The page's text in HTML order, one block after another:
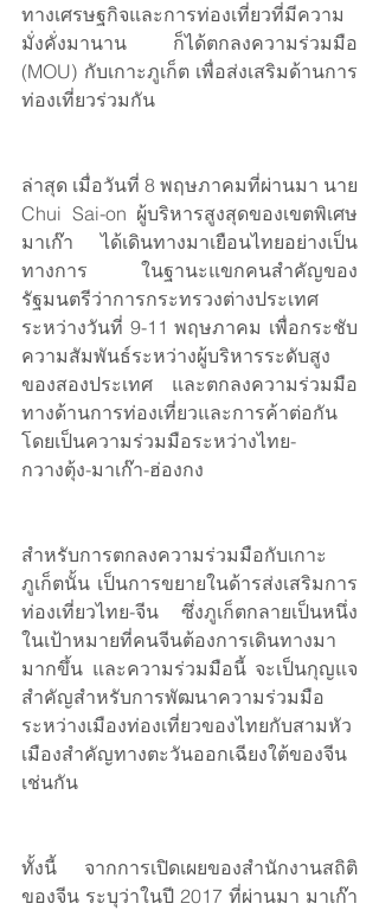
ทางเศรษฐกิจและการท่องเที่ยวที่มีความ
มั่งคั่งมานาน ก็ได้ตกลงความร่วมมือ
(MOU) กับเกาะภูเก็ต เพื่อส่งเสริมด้านการ
ท่องเที่ยวร่วมกัน
ล่าสุด เมื่อวันที่ 8 พฤษภาคมที่ผ่านมา นาย
Chui Sai-on ผู้บริหารสูงสุดของเขตพิเศษ
มาเก๊า ได้เดินทางมาเยือนไทยอย่างเป็น
ทางการ ในฐานะแขกคนสำคัญของ
รัฐมนตรีว่าการกระทรวงต่างประเทศ
ระหว่างวันที่ 9-11 พฤษภาคม เพื่อกระชับ
ความสัมพันธ์ระหว่างผู้บริหารระดับสูง
ของสองประเทศ และตกลงความร่วมมือ
ทางด้านการท่องเที่ยวและการค้าต่อกัน
โดยเป็นความร่วมมือระหว่างไทย-
กวางตุ้ง-มาเก๊า-ฮ่องกง
สำหรับการตกลงความร่วมมือกับเกาะ
ภูเก็ตนั้น เป็นการขยายในด้ารส่งเสริมการ
ท่องเที่ยวไทย-จีน ซึ่งภูเก็ตกลายเป็นหนึ่ง
ในเป้าหมายที่คนจีนต้องการเดินทางมา
มากขึ้น และความร่วมมือนี้ จะเป็นกุญแจ
สำคัญสำหรับการพัฒนาความร่วมมือ
ระหว่างเมืองท่องเที่ยวของไทยกับสามหัว
เมืองสำคัญทางตะวันออกเฉียงใต้ของจีน
เช่นกัน
ทั้งนี้ จากการเปิดเผยของสำนักงานสถิติ
ของจีน ระบุว่าในปี 2017 ที่ผ่านมา มาเก๊า